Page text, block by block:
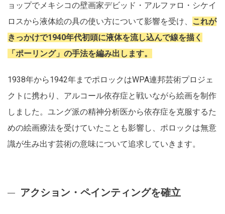
ョップでメキシコの壁画家デビッド・アルファロ・シケイ
ロスから液体絵の具の使い方について影響を受け、
これが
きっかけで1940年代初頭に液体を流し込んで線を描く
「ポーリング」の手法を編み出します。
1938年から1942年までポロックはWPA連邦芸術プロジェ
クトに携わり、アルコール依存症と戦いながら絵画を制作
しました。ユング派の精神分析医から依存症を克服するた
めの絵画療法を受けていたことも影響し、ポロックは無意
識が生み出す芸術の意味について追求していきます。
アクション・ペインティングを確立